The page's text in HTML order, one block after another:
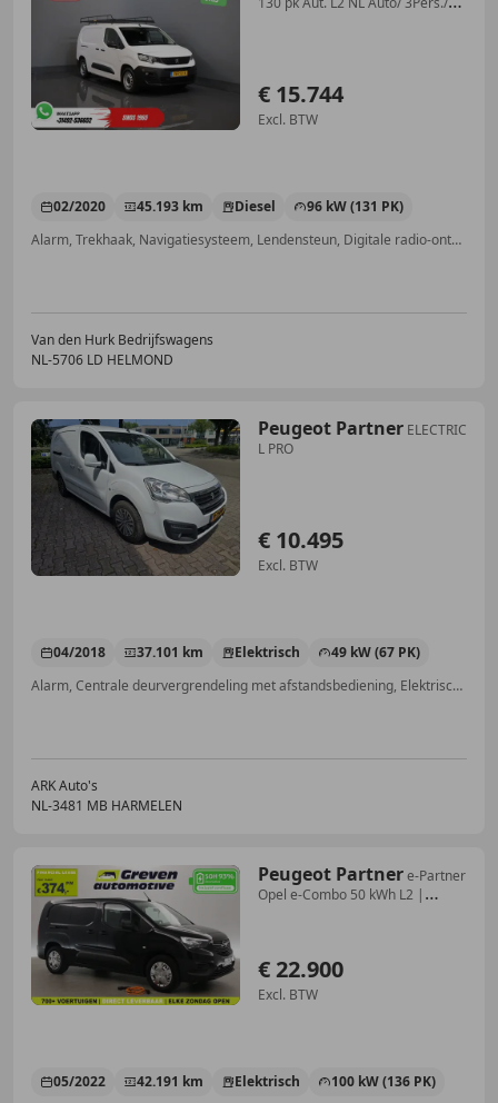
€ 15.744
Excl. BTW
02/2020 45.193 km Diesel
96 kW (131 PK)
Alarm, Trekhaak, Navigatiesysteem, Lendensteun, Digitale radio-ontvangst, Startonderbreker, Regensensor, Schuifdeur rechts
Van den Hurk Bedrijfswagens
NL-5706 LD HELMOND
Peugeot Partner ELECTRIC
L PRO
€ 10.495
Excl. BTW
04/2018 37.101 km Elektrisch
49 kW (67 PK)
Alarm, Centrale deurvergrendeling met afstandsbediening, Elektrische ramen, Centrale vergrendeling
ARK Auto's
NL-3481 MB HARMELEN
Peugeot Partnere-Partner
Opel e-Combo 50 kWh L2 |
€ 22.900
Excl. BTW
05/2022 42.191 km Elektrisch
100 kW (136 PK)